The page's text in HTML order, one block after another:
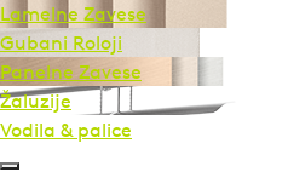
Lamelne Zavese
Gubani Roloji
Panelne Zavese
Žaluzije
Vodila & palice